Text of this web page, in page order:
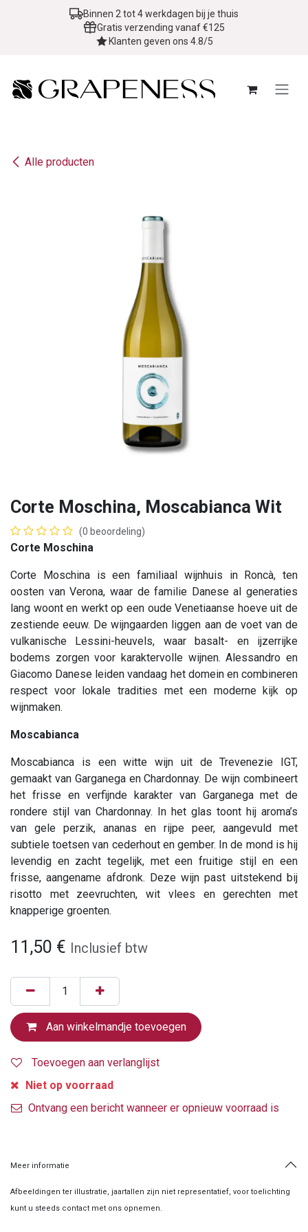
Overslaan naar inhoudBinnen 2 tot 4 werkdagen bij je thuis
Gratis verzending vanaf €125
Klanten geven ons 4.8/5
Alle producten
Corte Moschina, Moscabianca Wit
(0 beoordeling)
Corte Moschina
Corte Moschina is een familiaal wijnhuis in Roncà, ten
oosten van Verona, waar de familie Danese al generaties
lang woont en werkt op een oude Venetiaanse hoeve uit de
zestiende eeuw. De wijngaarden liggen aan de voet van de
vulkanische Lessini-heuvels, waar basalt- en ijzerrijke
bodems zorgen voor karaktervolle wijnen. Alessandro en
Giacomo Danese leiden vandaag het domein en combineren
respect voor lokale tradities met een moderne kijk op
wijnmaken.
Moscabianca
Moscabianca is een witte wijn uit de Trevenezie IGT,
gemaakt van Garganega en Chardonnay. De wijn combineert
het frisse en verfijnde karakter van Garganega met de
rondere stijl van Chardonnay. In het glas toont hij aroma’s
van gele perzik, ananas en rijpe peer, aangevuld met
subtiele toetsen van cederhout en gember. In de mond is hij
levendig en zacht tegelijk, met een fruitige stijl en een
frisse, aangename afdronk. Deze wijn past uitstekend bij
risotto met zeevruchten, wit vlees en gerechten met
knapperige groenten.
11,50 € Inclusief btw
Aan winkelmandje toevoegen
Toevoegen aan verlanglijst
Niet op voorraad
Ontvang een bericht wanneer er opnieuw voorraad is
Meer informatie
Afbeeldingen ter illustratie, jaartallen zijn niet representatief, voor toelichting
kunt u steeds contact met ons opnemen.